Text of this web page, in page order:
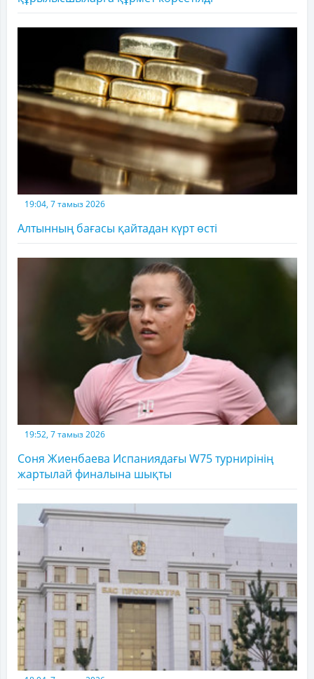
19:04, 7 тамыз 2026
Алтынның бағасы қайтадан күрт өсті
19:52, 7 тамыз 2026
Соня Жиенбаева Испаниядағы W75 турнирінің
жартылай финалына шықты